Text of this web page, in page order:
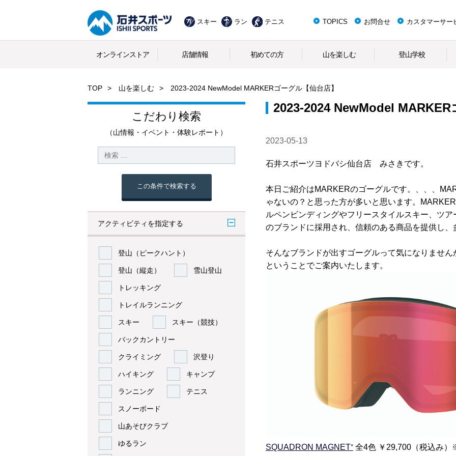
スキー ラン テニス TOPICS お問合せ カスタマーサー
オンラインストア 店舗情報 初めての方 山を楽しむ 登山学校
TOP 山を楽しむ 2023-2024 NewModel MARKERゴーグル【仙台店】
こだわり検索
（山情報・イベント・体験レポート）
この条件で検索する
アクティビティを指定する
登山（ピークハント）
登山（縦走） 雪山登山
トレッキング
トレイルランニング
スキー スキー（競技）
バックカントリー
クライミング 沢登り
ハイキング キャンプ
ランニング テニス
スノーボード
山あそびクラブ
ゆるラン
2023-2024 NewModel MARKER
2023-05-13
石井スポーツヨドバシ仙台店 みさきです。
本日ご紹介はMARKERのゴーグルです。、、、
ゃないの？と思った方が多いと思います。
ルペンビンディングやフリースタイルスキー、ツ
のブランドに採用され、信頼のある商品を提供し
そんなブランドが出すゴーグルって気になりません
ということでご案内いたします。
SQUADRON MAGNET⁺ 全4色 ￥29,700（税込み